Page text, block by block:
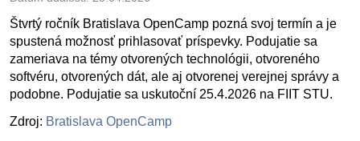
Štvrtý ročník Bratislava OpenCamp pozná svoj termín a je
spustená možnosť prihlasovať príspevky. Podujatie sa
zameriava na témy otvorených technológii, otvoreného
softvéru, otvorených dát, ale aj otvorenej verejnej správy a
podobne. Podujatie sa uskutoční 25.4.2026 na FIIT STU.
Zdroj: Bratislava OpenCamp